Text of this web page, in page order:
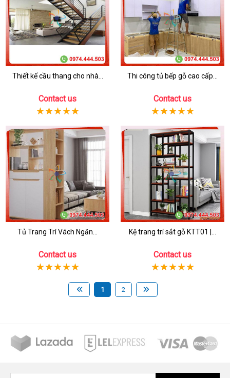
Thiết kế cầu thang cho nhà...
Contact us
Thi công tủ bếp gỗ cao cấp...
Contact us
Tủ Trang Trí Vách Ngăn...
Contact us
Kệ trang trí sắt gỗ KTT01 |...
Contact us
1 2